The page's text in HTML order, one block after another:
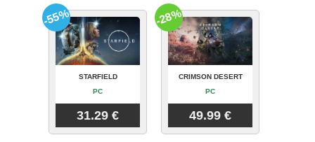
STARFIELD
PC
31.29 €
-55%
CRIMSON DESERT
PC
49.99 €
-28%